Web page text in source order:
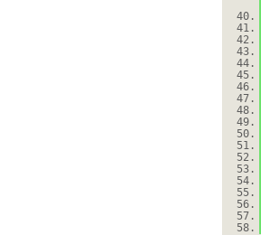
40.
41.
42.
43.
44.
45.
46.
47.
48.
49.
50.
51.
52.
53.
54.
55.
56.
57.
58.